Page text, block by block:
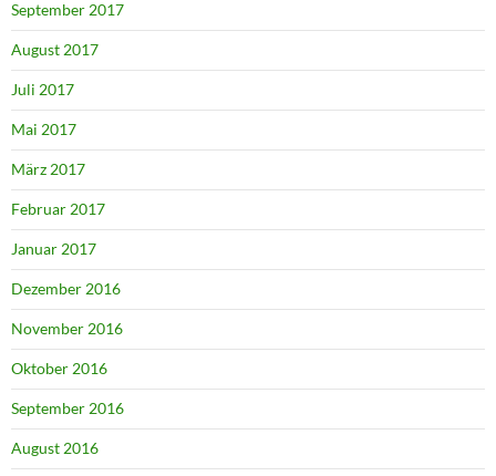
September 2017
August 2017
Juli 2017
Mai 2017
März 2017
Februar 2017
Januar 2017
Dezember 2016
November 2016
Oktober 2016
September 2016
August 2016